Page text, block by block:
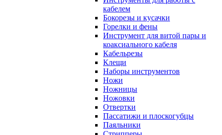
кабелем
Бокорезы и кусачки
Горелки и фены
Инструмент для витой пары и
коаксиального кабеля
Кабельрезы
Клещи
Наборы инструментов
Ножи
Ножницы
Ножовки
Отвертки
Пассатижи и плоскогубцы
Паяльники